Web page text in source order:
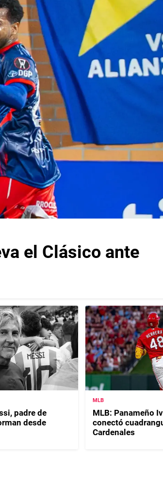
el Clásico ante
padre de
desde
MLB
MLB: Panameño
conectó
Cardenales